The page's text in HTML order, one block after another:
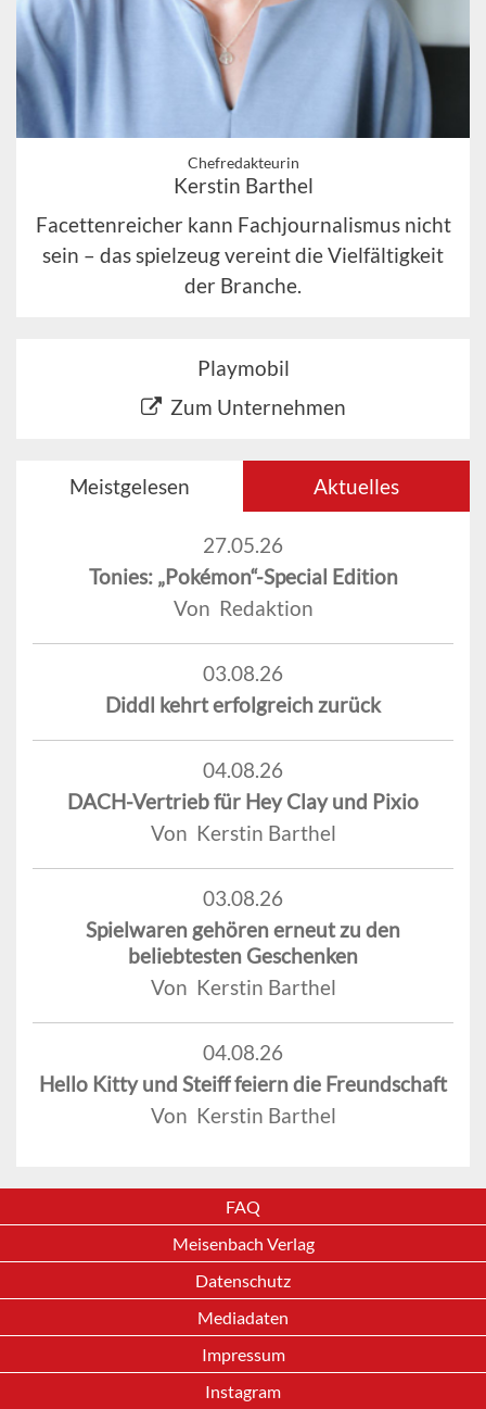
Chefredakteurin
Kerstin Barthel
Facettenreicher kann Fachjournalismus nicht
sein – das spielzeug vereint die Vielfältigkeit
der Branche.
Playmobil
Zum Unternehmen
Meistgelesen Aktuelles
27.05.26
Tonies: „Pokémon“-Special Edition
Von Redaktion
03.08.26
Diddl kehrt erfolgreich zurück
04.08.26
DACH-Vertrieb für Hey Clay und Pixio
Von Kerstin Barthel
03.08.26
Spielwaren gehören erneut zu den
beliebtesten Geschenken
Von Kerstin Barthel
04.08.26
Hello Kitty und Steiff feiern die Freundschaft
Von Kerstin Barthel
FAQ
Meisenbach Verlag
Datenschutz
Mediadaten
Impressum
Instagram